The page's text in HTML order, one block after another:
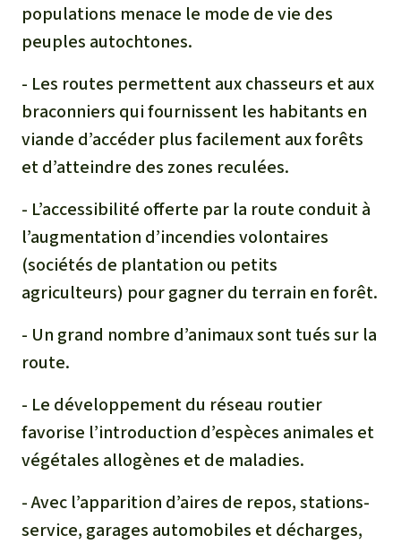
populations menace le mode de vie des
peuples autochtones.
- Les routes permettent aux chasseurs et aux
braconniers qui fournissent les habitants en
viande d’accéder plus facilement aux forêts
et d’atteindre des zones reculées.
- L’accessibilité offerte par la route conduit à
l’augmentation d’incendies volontaires
(sociétés de plantation ou petits
agriculteurs) pour gagner du terrain en forêt.
- Un grand nombre d’animaux sont tués sur la
route.
- Le développement du réseau routier
favorise l’introduction d’espèces animales et
végétales allogènes et de maladies.
- Avec l’apparition d’aires de repos, stations-
service, garages automobiles et décharges,